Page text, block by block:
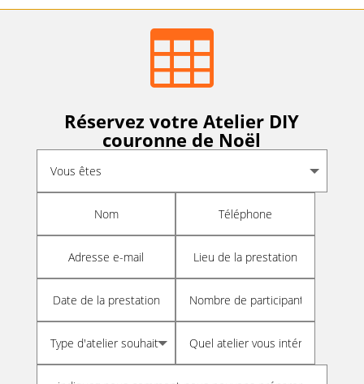

Réservez votre Atelier DIY
couronne de Noël